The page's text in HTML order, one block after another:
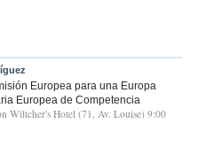
Europea para una Europa
Europea de Competencia
Wiltcher's Hotel (71, Av. Louise) 9:00